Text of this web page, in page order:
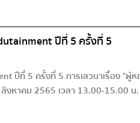
ปีที่ 5 ครั้งที่ 5
ปีที่ 5 ครั้งที่ 5 การเสวนาเรื่อง
หาคม 2565 เวลา 13.00-15.00